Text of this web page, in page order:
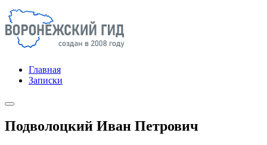
Главная
Записки
Подволоцкий Иван Петрович